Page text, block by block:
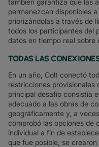
también garantiza que las
permanezcan disponibles
priorizándolas a través de
todos los participantes del
datos en tiempo real
TODAS LAS
En un año, Colt conectó
restricciones provisionales
principal desafío consistía
adecuado a las obras de
geográficamente y, a
comprobó las opciones de
individual a fin de
que fue posible, se